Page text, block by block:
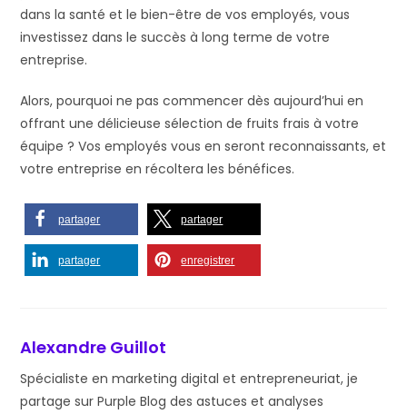
dans la santé et le bien-être de vos employés, vous
investissez dans le succès à long terme de votre
entreprise.
Alors, pourquoi ne pas commencer dès aujourd’hui en
offrant une délicieuse sélection de fruits frais à votre
équipe ? Vos employés vous en seront reconnaissants, et
votre entreprise en récoltera les bénéfices.
partager partager
partager enregistrer
Alexandre Guillot
Spécialiste en marketing digital et entrepreneuriat, je
partage sur Purple Blog des astuces et analyses